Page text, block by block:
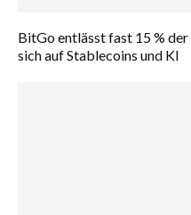
BitGo entlässt fast 15 %
sich auf Stablecoins und KI